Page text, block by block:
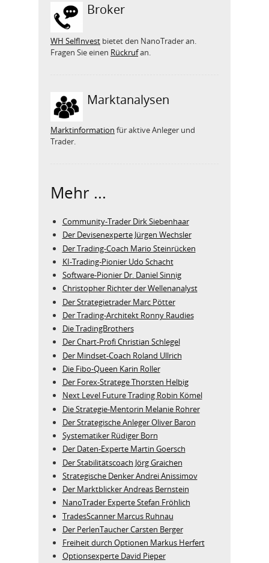
Broker
WH SelfInvest bietet den NanoTrader an.
Fragen Sie einen Rückrufan.
Marktanalysen
Marktinformation für aktive Anleger und
Trader.
Mehr ...
Community-Trader Dirk Siebenhaar
Der Devisenexperte Jürgen Wechsler
Der Trading-Coach Mario Steinrücken
KI-Trading-Pionier Udo Schacht
Software-Pionier Dr. Daniel Sinnig
Christopher Richter der Wellenanalyst
Der Strategietrader Marc Pötter
Der Trading-Architekt Ronny Raudies
Die TradingBrothers
Der Chart-Profi Christian Schlegel
Der Mindset-Coach Roland Ullrich
Die Fibo-Queen Karin Roller
Der Forex-Stratege Thorsten Helbig
Next Level Future Trading Robin Kömel
Die Strategie-Mentorin Melanie Rohrer
Der Strategische Anleger Oliver Baron
Systematiker Rüdiger Born
Der Daten-Experte Martin Goersch
Der Stabilitätscoach Jörg Graichen
Strategische Denker Andrei Anissimov
Der Marktblicker Andreas Bernstein
NanoTrader Experte Stefan Fröhlich
TradesScanner Marcus Ruhnau
Der PerlenTaucher Carsten Berger
Freiheit durch Optionen Markus Herfert
Optionsexperte David Pieper